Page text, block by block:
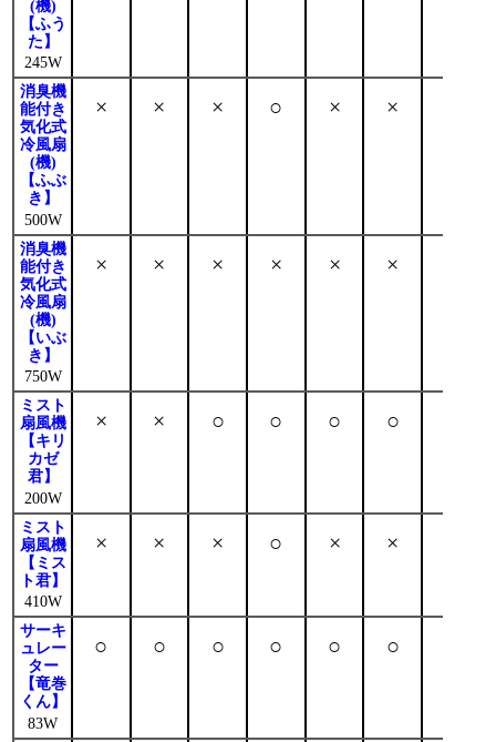
(機)
【ふう
た】
245W
消臭機
能付き
気化式
冷風扇
(機)
【ふぶ
き】
500W
× × × ○ × ×
消臭機
能付き
気化式
冷風扇
(機)
【いぶ
き】
750W
× × × × × ×
ミスト
扇風機
【キリ
カゼ
君】
200W
× × ○ ○ ○ ○
ミスト
扇風機
【ミス
ト君】
410W
× × × ○ × ×
サーキ
ュレー
ター
【竜巻
くん】
83W
○ ○ ○ ○ ○ ○